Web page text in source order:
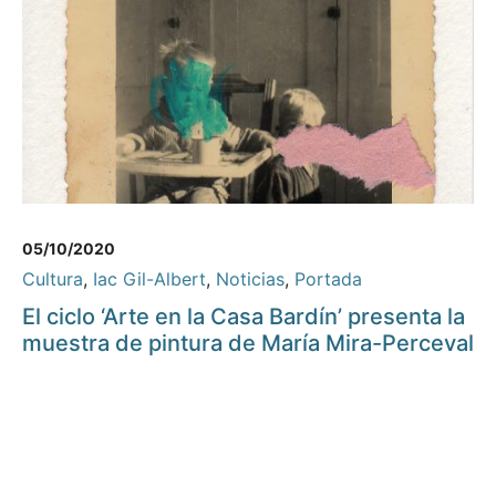
05/10/2020
Cultura, Iac Gil-Albert, Noticias, Portada
El ciclo ‘Arte en la Casa Bardín’ presenta la
muestra de pintura de María Mira-Perceval